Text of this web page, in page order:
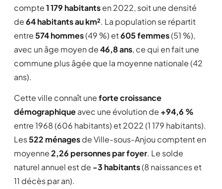
compte1 179 habitantsen 2022, soit une densité
de64 habitants au km². La population se répartit
entre574 hommes(49 %) et605 femmes(51 %),
avec un âge moyen de46,8 ans, ce qui en fait une
commune plus âgée que la moyenne nationale (42
ans).
Cette ville connaît uneforte croissance
démographiqueavec une évolution de +94,6 %
entre 1968 (606 habitants) et 2022 (1 179 habitants).
Les522 ménagesde Ville-sous-Anjou comptent en
moyenne2,26 personnes par foyer. Le solde
naturel annuel est de -3 habitants(8 naissances et
11 décès par an).